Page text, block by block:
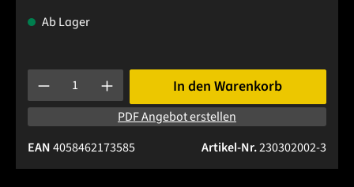
Ab Lager
Produkt Anzahl: Gib den gewünschten Wert ein oder
In den Warenkorb
PDF Angebot erstellen
Artikel-Nr.230302002-3
EAN4058462173585